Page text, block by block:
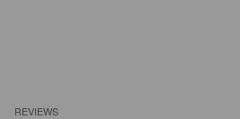
REVIEWS